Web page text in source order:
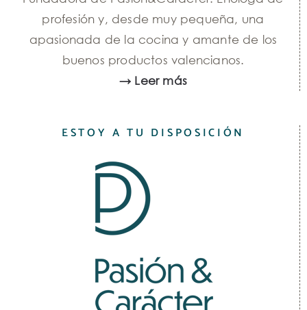
profesión y, desde muy pequeña, una
apasionada de la cocina y amante de los
buenos productos valencianos.
→ Leer más
ESTOY A TU DISPOSICIÓN